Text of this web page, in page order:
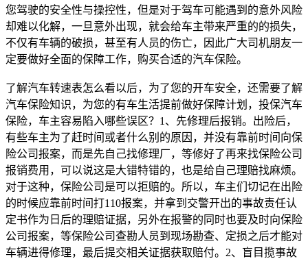
您驾驶的安全性与操控性，但是对于驾车可能遇到的意外风险
却难以化解，一旦意外出现，就会给车主带来严重的的损失，
不仅有车辆的破损，甚至有人员的伤亡，因此广大司机朋友一
定要做好全面的保障工作，购买合适的汽车保险。
了解汽车转速表怎么看以后，为了您的开车安全，还需要了解
汽车保险知识，为您的有车生活提前做好保障计划，投保汽车
保险，车主容易陷入哪些误区？1、先修理后报销。出险后，
有些车主为了赶时间或者什么别的原因，并没有靠前时间向保
险公司报案，而是先自己找修理厂，等修好了再来找保险公司
报销费用，可以说这是大错特错的，也是给自己理赔找麻烦。
对于这种，保险公司是可以拒赔的。所以，车主们切记在出险
的时候应靠前时间打110报案，并拿到交警开出的事故责任认
定书作为日后的理赔证据，另外在报警的同时也要及时向保险
公司报案，等保险公司查勘人员到现场勘查、定损之后才能对
车辆进得修理，最后提交相关证据获取赔付。2、盲目揽事故